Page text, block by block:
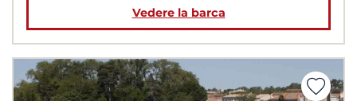
Vedere la barca